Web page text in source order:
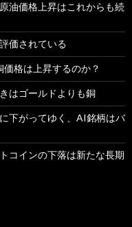
油価格上昇はこれからも続
価されている
格は上昇するのか？
はゴールドよりも銅
下がってゆく、AI銘柄はバ
コインの下落は新たな長期